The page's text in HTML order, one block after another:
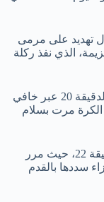
تهديد على مرمى
كريم بنزيمة، الذي نفذ ركلة
في المقابل، سنحت أول فرصة لأوساسونا في الدقيقة 20 عبر خافي
الكرة مرت بسلام
وقاد ماركو أسينسيو هجوم مرتد للريال في الدقيقة 22، حيث مرر
سددها بالقدم